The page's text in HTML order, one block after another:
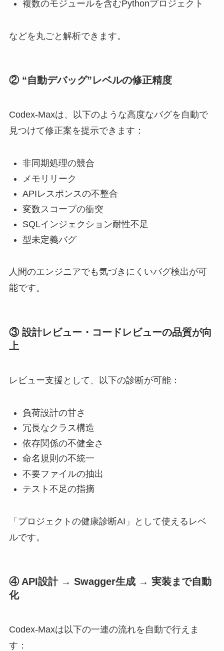
複数のモジュールを含むPythonプロジェクト
などを丸ごと解析できます。
② “自動デバッグ”レベルの修正精度
Codex-Maxは、以下のような高度なバグを自動で
見つけて修正案を提示できます：
非同期処理の競合
メモリリーク
APIレスポンスの不整合
変数スコープの衝突
SQLインジェクション耐性不足
型未定義バグ
人間のエンジニアでも気づきにくいバグ検出が可
能です。
③ 設計レビュー・コードレビューの品質が向
上
レビュー支援として、以下の診断が可能：
負荷設計の甘さ
冗長なクラス構造
依存関係の不健全さ
命名規則の不統一
不要ファイルの抽出
テスト不足の指摘
「プロジェクトの健康診断AI」として使えるレベ
ルです。
④ API設計 → Swagger生成 → 実装まで自動
化
Codex-Maxは以下の一連の流れを自動で行えま
す：